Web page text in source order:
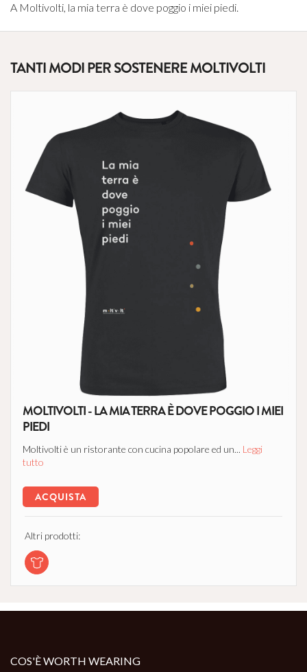
A Moltivolti, la mia terra è dove poggio i miei piedi.
TANTI MODI PER SOSTENERE MOLTIVOLTI
MOLTIVOLTI - LA MIA TERRA È DOVE POGGIO I MIEI
PIEDI
Moltivolti è un ristorante con cucina popolare ed un... Leggi
tutto
ACQUISTA
Altri prodotti:
COS'È WORTH WEARING